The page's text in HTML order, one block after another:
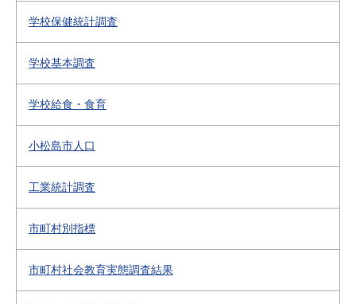
学校保健統計調査
学校基本調査
学校給食・食育
小松島市人口
工業統計調査
市町村別指標
市町村社会教育実態調査結果